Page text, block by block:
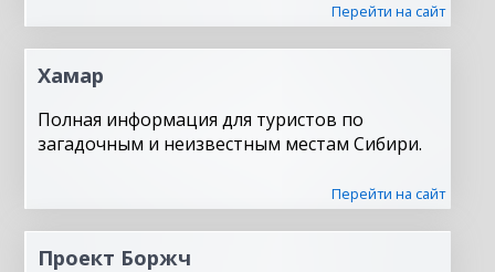
Перейти на сайт
Хамар
Полная информация для туристов по
загадочным и неизвестным местам Сибири.
Перейти на сайт
Проект Боржч